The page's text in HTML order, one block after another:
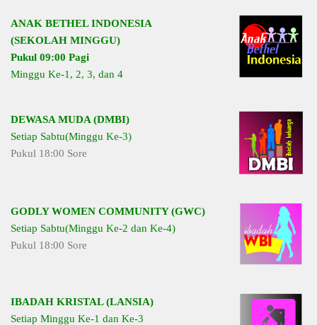
ANAK BETHEL INDONESIA
(SEKOLAH MINGGU)
Pukul 09:00 Pagi
Minggu Ke-1, 2, 3, dan 4
DEWASA MUDA (DMBI)
Setiap Sabtu(Minggu Ke-3)
Pukul 18:00 Sore
GODLY WOMEN COMMUNITY (GWC)
Setiap Sabtu(Minggu Ke-2 dan Ke-4)
Pukul 18:00 Sore
IBADAH KRISTAL (LANSIA)
Setiap Minggu Ke-1 dan Ke-3